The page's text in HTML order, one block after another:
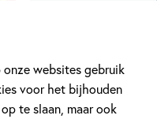
websites gebruik
voor het bijhouden
te slaan, maar ook